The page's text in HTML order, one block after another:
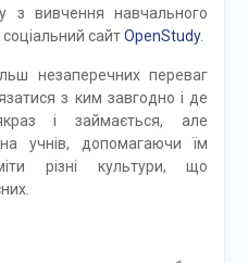
з вивчення навчального
сайтOpenStudy.
незаперечних переваг
з ким завгодно і де
і займається, але
учнів, допомагаючи їм
різні культури, що